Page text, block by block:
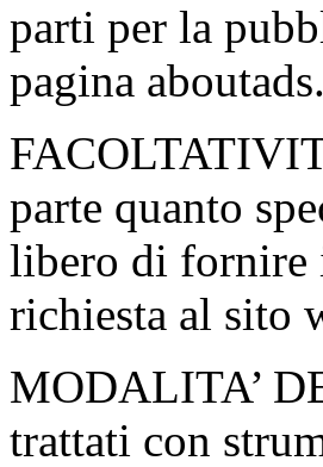
parti per la
pagina
parte quanto
libero di fornire
richiesta al sito
MODALITA’
trattati con